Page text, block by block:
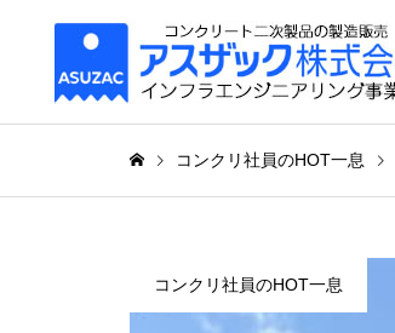
コンクリ社員のHOT一息
コンクリ社員のHOT一息